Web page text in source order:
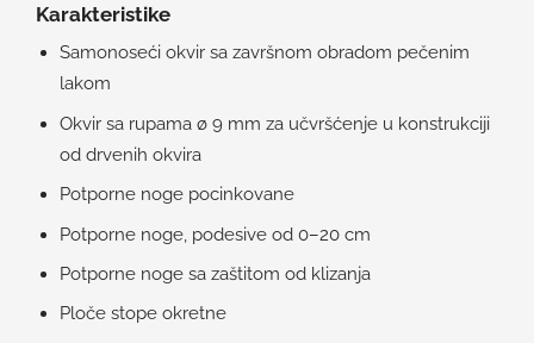
Karakteristike
Samonoseći okvir sa završnom obradom pečenim
lakom
Okvir sa rupama ø 9 mm za učvršćenje u konstrukciji
od drvenih okvira
Potporne noge pocinkovane
Potporne noge, podesive od 0–20 cm
Potporne noge sa zaštitom od klizanja
Ploče stope okretne